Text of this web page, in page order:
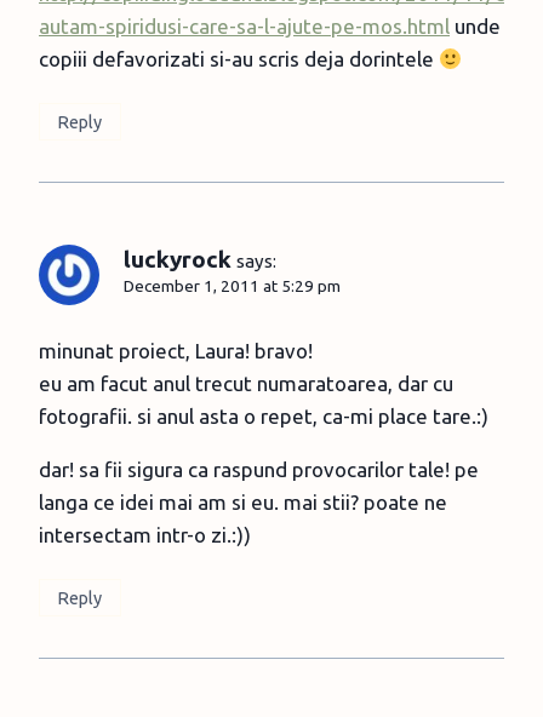
autam-spiridusi-care-sa-l-ajute-pe-mos.html unde
copiii defavorizati si-au scris deja dorintele
Reply
luckyrock says:
December 1, 2011 at 5:29 pm
minunat proiect, Laura! bravo!
eu am facut anul trecut numaratoarea, dar cu
fotografii. si anul asta o repet, ca-mi place tare.:)
dar! sa fii sigura ca raspund provocarilor tale! pe
langa ce idei mai am si eu. mai stii? poate ne
intersectam intr-o zi.:))
Reply